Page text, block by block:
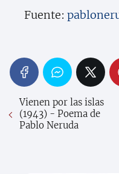
Fuente:
Vienen por las islas
(1943) - Poema de
Pablo Neruda